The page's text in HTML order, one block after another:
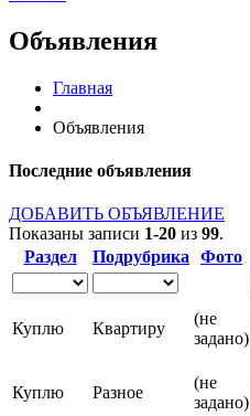
Объявления
Главная
Объявления
Последние объявления
ДОБАВИТЬ ОБЪЯВЛЕНИЕ
Показаны записи 1-20 из 99.
Раздел
Подрубрика Фото
Куплю Квартиру
(не
задано)
Куплю Разное
(не
задано)